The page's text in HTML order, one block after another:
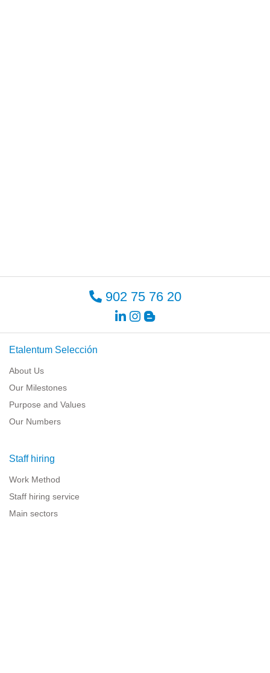
902 75 76 20
Etalentum Selección
About Us
Our Milestones
Purpose and Values
Our Numbers
Staff hiring
Work Method
Staff hiring service
Main sectors